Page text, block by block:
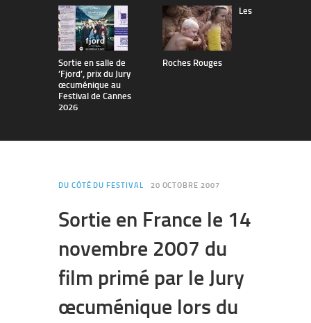
Sortie en salle de
’Fjord’, prix du Jury
œcuménique au
Festival de Cannes
2026
Les
Roches Rouges
DU CÔTÉ DU FESTIVAL 20 OCTOBRE 2007
Sortie en France le 14
novembre 2007 du
film primé par le Jury
œcuménique lors du